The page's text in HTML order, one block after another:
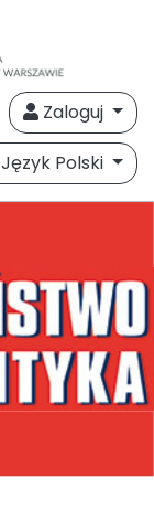
Zaloguj
Język Polski